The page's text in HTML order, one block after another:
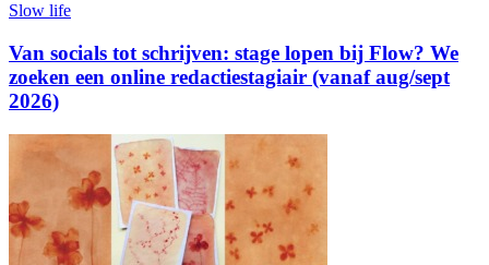
Slow life
Van socials tot schrijven: stage lopen bij Flow? We
zoeken een online redactiestagiair (vanaf aug/sept
2026)